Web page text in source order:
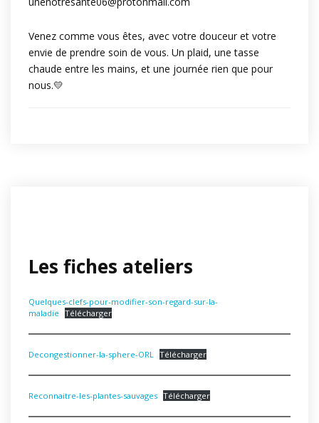
Venez comme vous êtes, avec votre douceur et votre
envie de prendre soin de vous. Un plaid, une tasse
chaude entre les mains, et une journée rien que pour
nous.💛
Les fiches ateliers
Quelques-clefs-pour-modifier-son-regard-sur-la-
maladie
Télécharger
Decongestionner-la-sphere-ORL Télécharger
Reconnaitre-les-plantes-sauvages Télécharger